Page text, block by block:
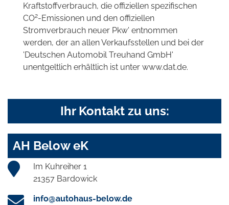
Kraftstoffverbrauch, die offiziellen spezifischen
CO2-Emissionen und den offiziellen
Stromverbrauch neuer Pkw' entnommen
werden, der an allen Verkaufsstellen und bei der
'Deutschen Automobil Treuhand GmbH'
unentgeltlich erhältlich ist unter www.dat.de.
Ihr Kontakt zu uns:
AH Below eK
Im Kuhreiher 1
21357 Bardowick
info@autohaus-below.de